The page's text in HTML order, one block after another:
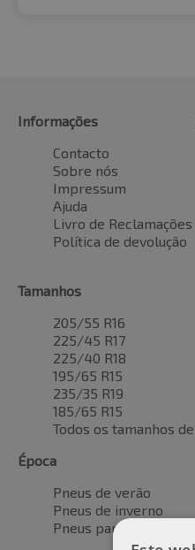
Informações
Contacto
Sobre nós
Impressum
Ajuda
Livro de Reclamações
Política de devolução
Tamanhos
205/55 R16
225/45 R17
225/40 R18
195/65 R15
235/35 R19
185/65 R15
Todos os tamanhos
Época
Pneus de verão
Pneus de inverno
Pneus para todas as